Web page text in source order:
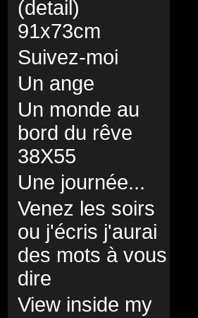
(detail)
91x73cm
Suivez-moi
Un ange
Un monde au
bord du rêve
38X55
Une journée...
Venez les soirs
ou j'écris j'aurai
des mots à vous
dire
View inside my